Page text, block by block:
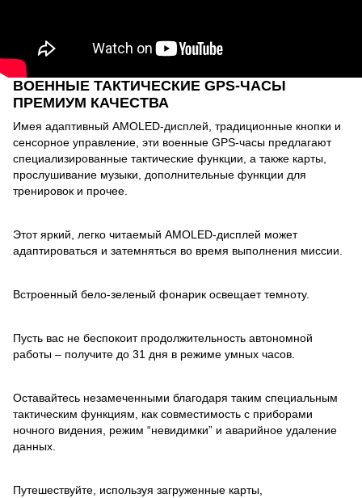
ВОЕННЫЕ ТАКТИЧЕСКИЕ GPS-ЧАСЫ
ПРЕМИУМ КАЧЕСТВА
Имея адаптивный AMOLED-дисплей, традиционные кнопки и
сенсорное управление, эти военные GPS-часы предлагают
специализированные тактические функции, а также карты,
прослушивание музыки, дополнительные функции для
тренировок и прочее.
Этот яркий, легко читаемый AMOLED-дисплей может
адаптироваться и затемняться во время выполнения миссии.
Встроенный бело-зеленый фонарик освещает темноту.
Пусть вас не беспокоит продолжительность автономной
работы – получите до 31 дня в режиме умных часов.
Оставайтесь незамеченными благодаря таким специальным
тактическим функциям, как совместимость с приборами
ночного видения, режим “невидимки” и аварийное удаление
данных.
Путешествуйте, используя загруженные карты,